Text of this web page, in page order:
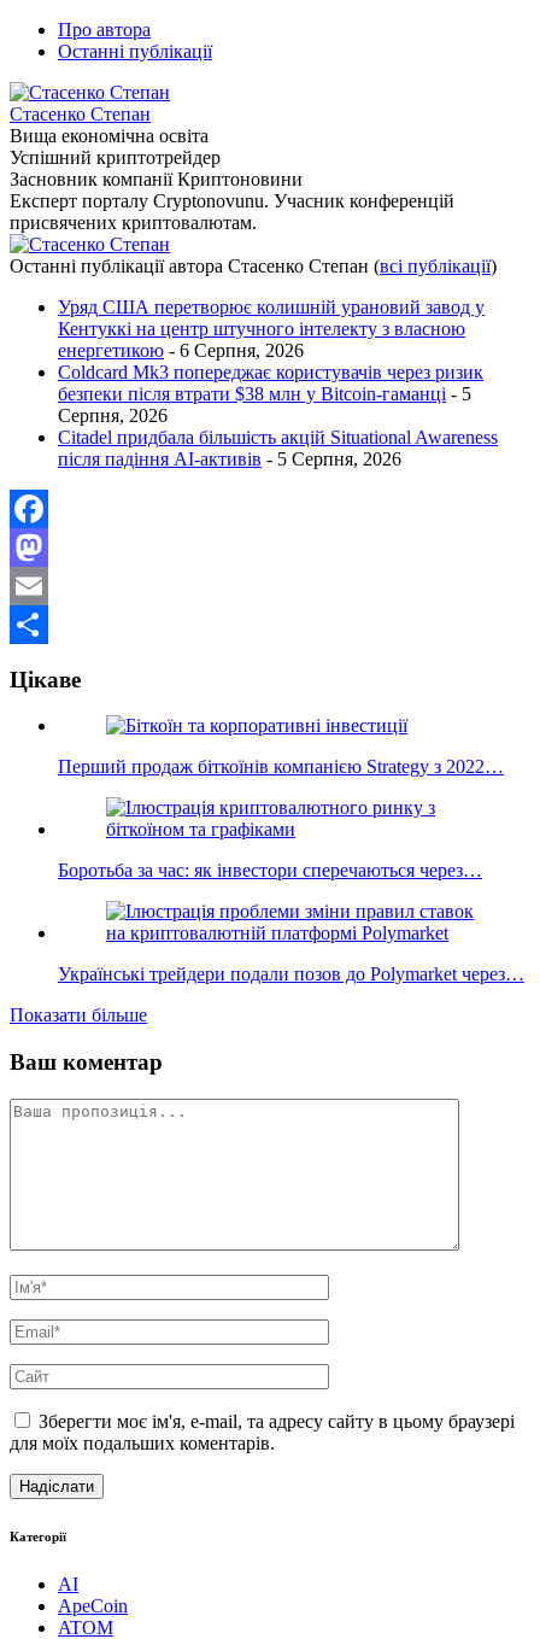
Про автора
Останні публікації
Стасенко Степан
Вища економічна освіта
Успішний криптотрейдер
Засновник компанії Криптоновини
Експерт порталу Cryptonovunu. Учасник конференцій
присвячених криптовалютам.
Останні публікації автора Стасенко Степан (всі публікації)
Уряд США перетворює колишній урановий завод у
Кентуккі на центр штучного інтелекту з власною
енергетикою - 6 Серпня, 2026
Coldcard Mk3 попереджає користувачів через ризик
безпеки після втрати $38 млн у Bitcoin-гаманці - 5
Серпня, 2026
Citadel придбала більшість акцій Situational Awareness
після падіння AI-активів - 5 Серпня, 2026
Facebook
Mastodon
Email
Цікаве
Перший продаж біткоїнів компанією Strategy з 2022…
Боротьба за час: як інвестори сперечаються через…
Українські трейдери подали позов до Polymarket через…
Показати більше
Ваш коментар
Зберегти моє ім'я, e-mail, та адресу сайту в цьому браузері
для моїх подальших коментарів.
Категорії
AI
ApeCoin
ATOM